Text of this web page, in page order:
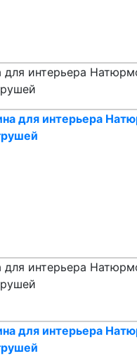
для интерьера
для интерьера